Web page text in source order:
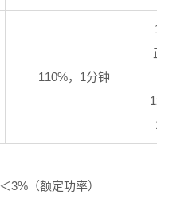
110%，1分钟
正
1
＜3%（额定功率）